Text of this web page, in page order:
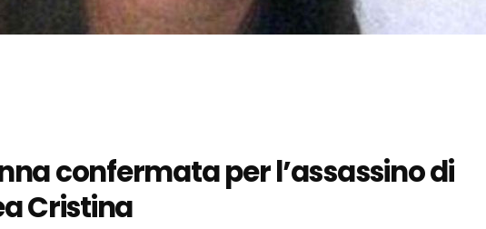
confermata per l’assassino di
Cristina